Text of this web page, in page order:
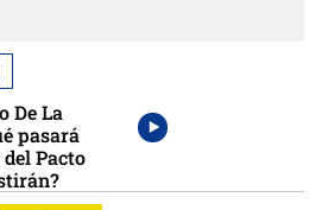
De La
pasará
Pacto